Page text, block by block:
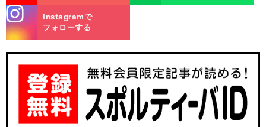
m
Instagramで
フォローする